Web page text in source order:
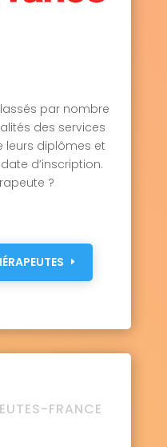
par nombre
des services
leurs diplômes et
d’inscription.
?
FRANCE